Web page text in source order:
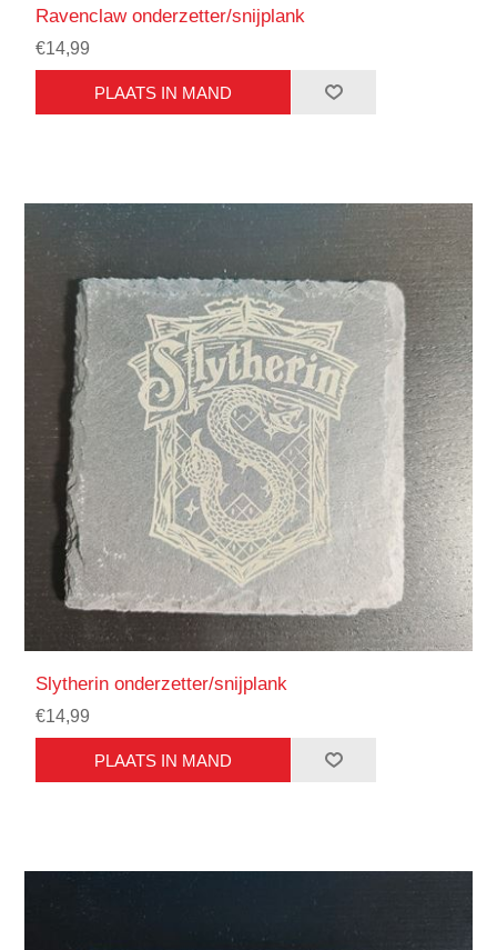
Ravenclaw onderzetter/snijplank
€14,99
Slytherin onderzetter/snijplank
€14,99